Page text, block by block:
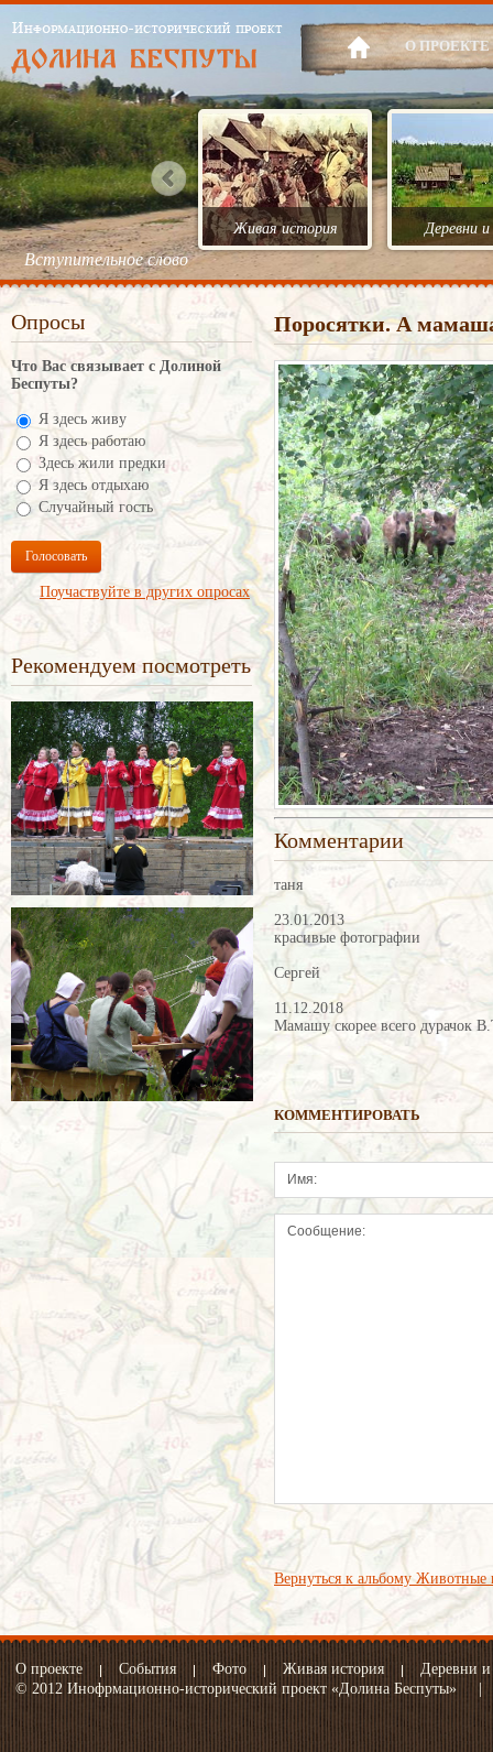
О ПРОЕКТЕ
Вступительное слово
Живая история Деревни и
Опросы
Что Вас связывает с Долиной
Беспуты?
Я здесь живу
Я здесь работаю
Здесь жили предки
Я здесь отдыхаю
Случайный гость
Голосовать
Поучаствуйте в других опросах
Рекомендуем посмотреть
Поросятки. А
Комментарии
таня
23.01.2013
красивые фотографии
Сергей
11.12.2018
Мамашу скорее всего дурачок
КОММЕНТИРОВАТЬ
Вернуться к альбому Животные
О проекте События Фото Живая история
Деревни и
© 2012 Инофрмационно-исторический проект «Долина